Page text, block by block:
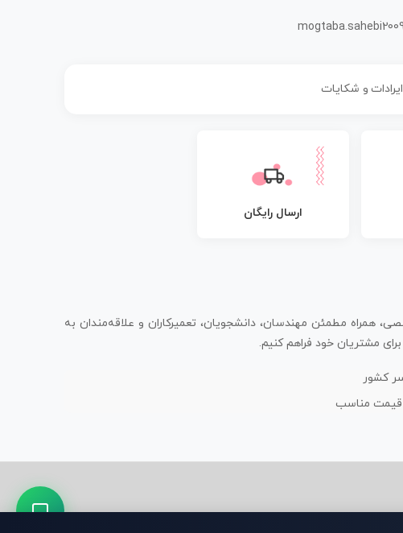
و شکایات
ارسال رایگان
همراه مطمئن مهندسان، دانشجویان، تعمیرکاران و علاقه‌مندان به
مشتریان خود فراهم کنیم.
کشور
قیمت مناسب